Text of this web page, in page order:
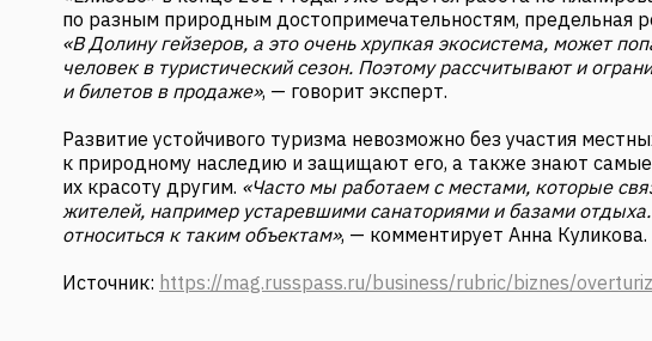
по разным природным достопримечательностям, предельная
«В Долину гейзеров, а это очень хрупкая экосистема, может
человек в туристический сезон. Поэтому рассчитывают и
и билетов в продаже», — говорит эксперт.
Развитие устойчивого туризма невозможно без участия
к природному наследию и защищают его, а также знают
их красоту другим. «Часто мы работаем с местами, которые
жителей, например устаревшими санаториями и базами
относиться к таким объектам», — комментирует Анна Куликова.
Источник: https://mag.russpass.ru/business/rubric/biznes/